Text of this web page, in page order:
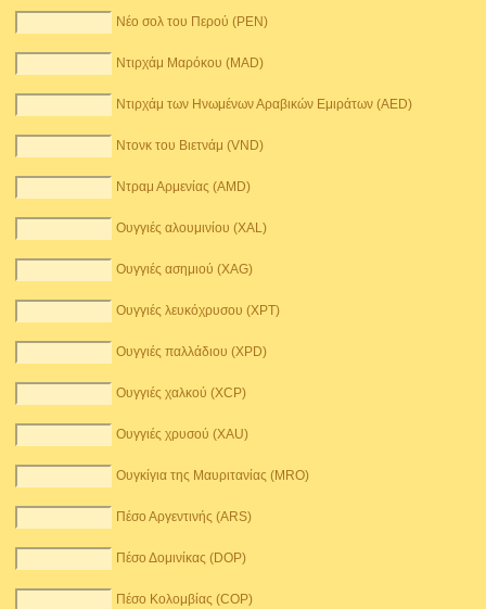
Νέο σολ του Περού (PEN)
Ντιρχάμ Μαρόκου (MAD)
Ντιρχάμ των Ηνωμένων Αραβικών Εμιράτων (AED)
Ντονκ του Βιετνάμ (VND)
Ντραμ Αρμενίας (AMD)
Ουγγιές αλουμινίου (XAL)
Ουγγιές ασημιού (XAG)
Ουγγιές λευκόχρυσου (XPT)
Ουγγιές παλλάδιου (XPD)
Ουγγιές χαλκού (XCP)
Ουγγιές χρυσού (XAU)
Ουγκίγια της Μαυριτανίας (MRO)
Πέσο Αργεντινής (ARS)
Πέσο Δομινίκας (DOP)
Πέσο Κολομβίας (COP)